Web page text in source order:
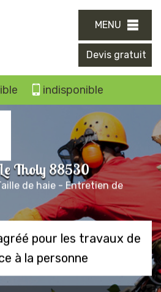
MENU
Devis gratuit
indisponible
Tholy 88530
de haie - Entretien de
pour les travaux de
à la personne